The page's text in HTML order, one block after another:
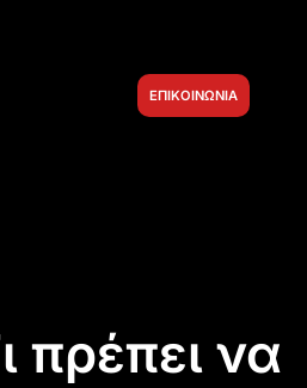
ΕΠΙΚΟΙΝΩΝΙΑ
πρέπει να